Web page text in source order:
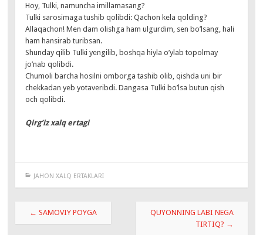
Hoy, Tulki, namuncha imillamasang?
Tulki sarosimaga tushib qolibdi: Qachon kela qolding?
Allaqachon! Men dam olishga ham ulgurdim, sen bo’lsang, hali
ham hansirab turibsan.
Shunday qilib Tulki yengilib, boshqa hiyla o’ylab topolmay
jo’nab qolibdi.
Chumoli barcha hosilni omborga tashib olib, qishda uni bir
chekkadan yeb yotaveribdi. Dangasa Tulki bo’lsa butun qish
och qolibdi.
Qirg’iz xalq ertagi
JAHON XALQ ERTAKLARI
Навигация
по
← SAMOVIY POYGA
QUYONNING LABI NEGA
TIRTIQ? →